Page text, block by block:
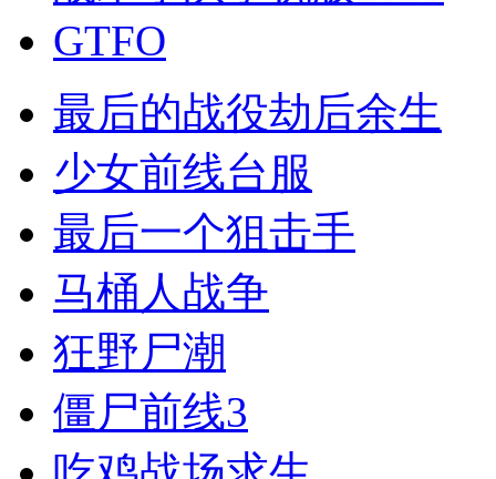
GTFO
最后的战役劫后余生
少女前线台服
最后一个狙击手
马桶人战争
狂野尸潮
僵尸前线3